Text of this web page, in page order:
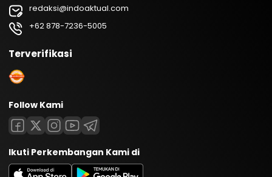
redaksi@indoaktual.com
+62 878-7236-5005
Terverifikasi
Follow Kami
Ikuti Perkembangan Kami di